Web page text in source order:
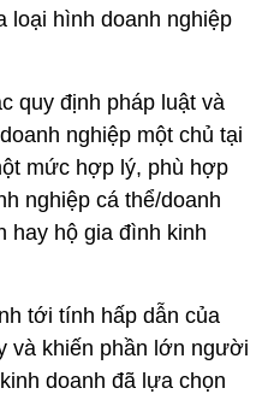
loại hình doanh nghiệp
quy định pháp luật và
nghiệp một chủ tại
mức hợp lý, phù hợp
nghiệp cá thể/doanh
hay hộ gia đình kinh
tới tính hấp dẫn của
và khiến phần lớn người
doanh đã lựa chọn